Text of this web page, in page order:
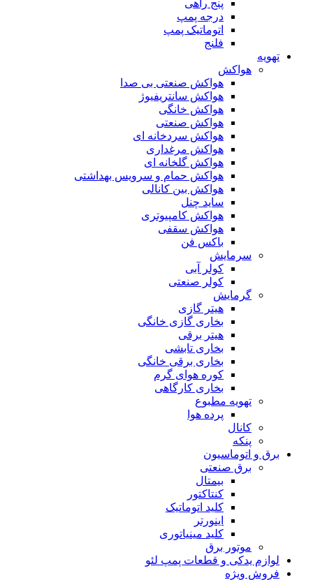
پنج راهی
درجه پمپ
اتوماتیک پمپ
فلنج
تهویه
هواکش
هواکش صنعتی بی صدا
هواکش سانتریفیوژ
هواکش خانگی
هواکش صنعتی
هواکش سردخانه ای
هواکش مرغداری
هواکش گلخانه ای
هواکش حمام و سرویس بهداشتی
هواکش بین کانالی
ساید چنل
هواکش کامپیوتری
هواکش سقفی
باکس فن
سرمایش
کولر آبی
کولر صنعتی
گرمایش
هیتر گازی
بخاری گازی خانگی
هیتر برقی
بخاری تابشی
بخاری برقی خانگی
کوره هوای گرم
بخاری کارگاهی
تهویه مطبوع
پرده هوا
کانال
پنکه
برق و اتوماسیون
برق صنعتی
بیمتال
کنتاکتور
کلید اتوماتیک
اینورتر
کلید مینیاتوری
موتور برق
لوازم یدکی و قطعات پمپ لئو
فروش ویژه